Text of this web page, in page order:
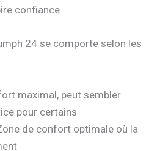
confiance.
24 se comporte selon les
maximal, peut sembler
pour certains
de confort optimale où la